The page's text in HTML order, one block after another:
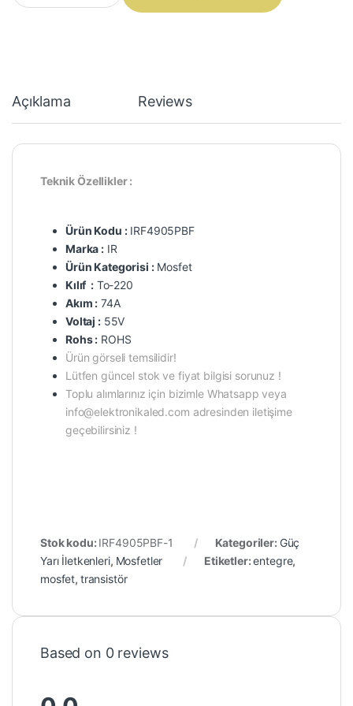
Açıklama Reviews
Teknik Özellikler :
Ürün Kodu :IRF4905PBF
Marka : IR
Ürün Kategorisi :Mosfet
Kılıf :To-220
Akım : 74A
Voltaj :55V
Rohs : ROHS
Ürün görseli temsilidir!
Lütfen güncel stok ve fiyat bilgisi sorunuz !
Toplu alımlarınız için bizimle Whatsapp veya
info@elektronikaled.com adresinden iletişime
geçebilirsiniz !
Stok kodu: IRF4905PBF-1 Kategoriler: Güç
Yarı İletkenleri, Mosfetler Etiketler:entegre,
mosfet, transistör
Based on 0 reviews